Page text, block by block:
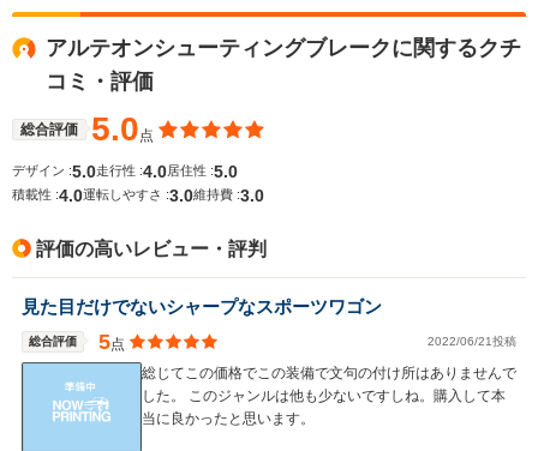
WLTCモード
燃費
排気量
駆動方式
11.8km/L
└市街地:8.3km/L
└郊外:11.9km/L
1984cc
4WD
13.2km/L
15.0km/L
└市街地
アルテオンシューティングブレークに関するクチ
コミ・評価
総合評価 5.0点
デザイン :5.0走行性 :4.0 居住性 :5.0
積載性 :4.0運転しやすさ :3.0維持費 :3.0
評価の高いレビュー・評判
見た目だけでないシャープなスポーツワゴン
総合評価 5点 2022/06/21投稿
総じてこの価格でこの装備で文句の付け所はありませんで
した。 このジャンルは他も少ないですしね。購入して本
当に良かったと思います。